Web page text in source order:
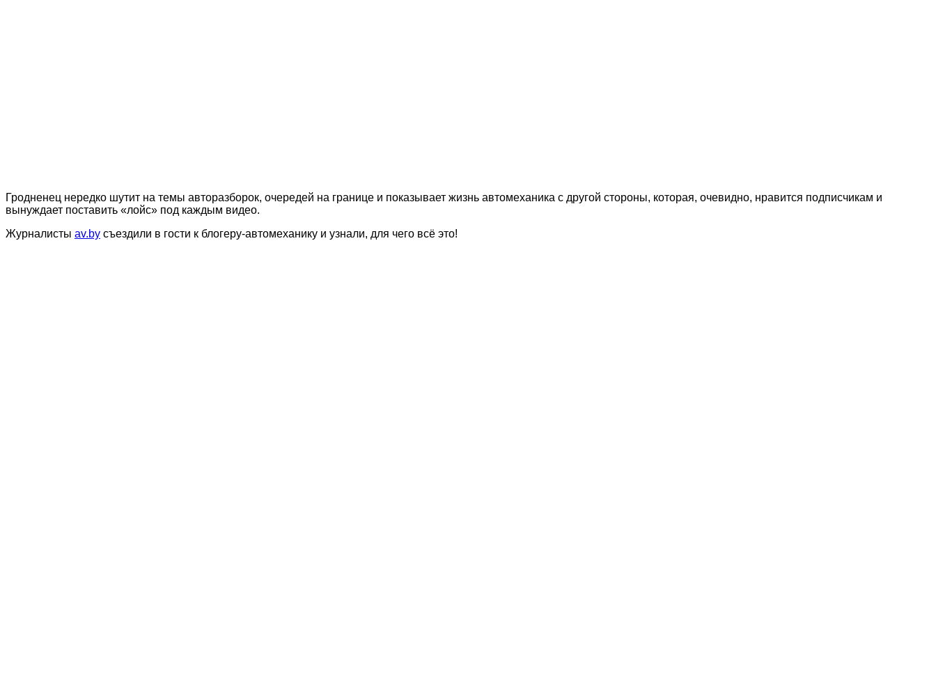
Гродненец нередко шутит на темы авторазборок, очередей на границе и показывает жизнь автомеханика с другой стороны, которая, очевидно, нравится подписчикам и
вынуждает поставить «лойс» под каждым видео.
Журналисты av.by съездили в гости к блогеру-автомеханику и узнали, для чего всё это!